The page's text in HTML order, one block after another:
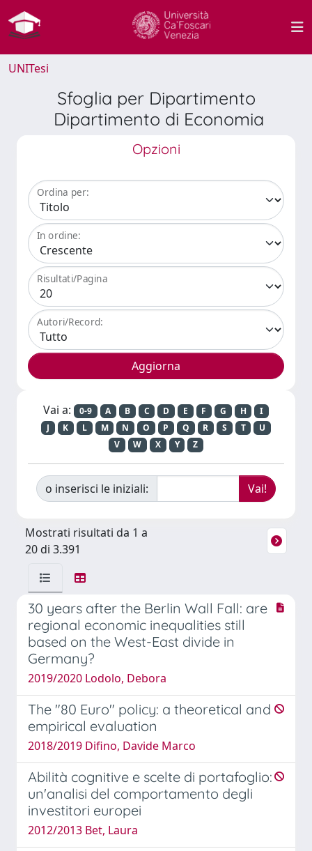
UNITesi
Sfoglia per Dipartimento
Dipartimento di Economia
Opzioni
Ordina per:
In ordine:
Risultati/Pagina
Autori/Record:
Vai a: 0-9 A B C D E F G H
I
J
K L M N O P Q R S T
U
V
W X Y Z
o inserisci le iniziali:
Mostrati risultati da 1 a
20 di 3.391
30 years after the Berlin Wall Fall: are
regional economic inequalities still
based on the West-East divide in
Germany?
2019/2020 Lodolo, Debora
The "80 Euro" policy: a theoretical and
empirical evaluation
2018/2019 Difino, Davide Marco
Abilità cognitive e scelte di portafoglio:
un'analisi del comportamento degli
investitori europei
2012/2013 Bet, Laura